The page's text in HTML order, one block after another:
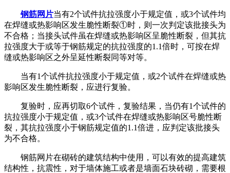
钢筋网片当有2个试件抗拉强度小于规定值，或3个试件均
在焊缝或热影响区发生脆性断裂①时，则一次判定该批接头为
不合格；当接头试件虽在焊缝或热影响区呈脆性断裂，但其抗
拉强度大于或等于钢筋规定的抗拉强度的1.1倍时，可按在焊
缝或热影响区之外呈延性断裂同等对等。
当有1个试件抗拉强度小于规定值，或2个试件在焊缝或热
影响区发生脆性断裂，应进行复验。
复验时，应再切取6个试件，复验结果，当仍有1个试件的
抗拉强度小于规定值，或3个试件在焊缝或热影响区号脆性断
裂，其抗拉强度小于钢筋规定值的1.1倍进，应判定该批接头
为不合格。
钢筋网片在砌砖的建筑结构中使用，可以有效的提高建筑
结构性，抗震性，对于墙体施工或者是墙面石块砖砌，需要根